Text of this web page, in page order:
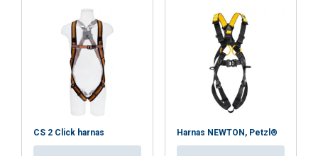
CS 2 Click harnas Harnas NEWTON, Petzl®